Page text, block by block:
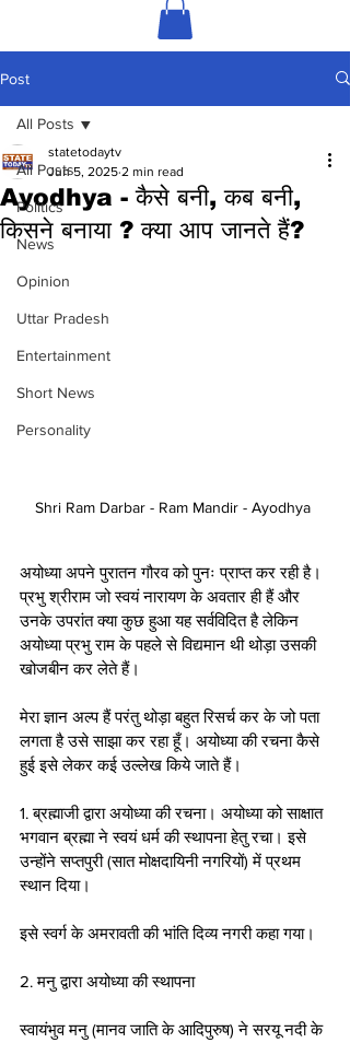
Post
All Posts
Politics
News
Opinion
Uttar Pradesh
Entertainment
Short News
Personality
All Posts
Ayodhya - कैसे बनी, कब बनी,
किसने बनाया ? क्या आप जानते हैं?
statetodaytv
Jun 5, 2025 2 min read
Shri Ram Darbar - Ram Mandir - Ayodhya
अयोध्या अपने पुरातन गौरव को पुनः प्राप्त कर रही है।
प्रभु श्रीराम जो स्वयं नारायण के अवतार ही हैं और
उनके उपरांत क्या कुछ हुआ यह सर्वविदित है लेकिन
अयोध्या प्रभु राम के पहले से विद्यमान थी थोड़ा उसकी
खोजबीन कर लेते हैं।
मेरा ज्ञान अल्प हैं परंतु थोड़ा बहुत रिसर्च कर के जो पता
लगता है उसे साझा कर रहा हूँ। अयोध्या की रचना कैसे
हुई इसे लेकर कई उल्लेख किये जाते हैं।
1. ब्रह्माजी द्वारा अयोध्या की रचना। अयोध्या को साक्षात
भगवान ब्रह्मा ने स्वयं धर्म की स्थापना हेतु रचा। इसे
उन्होंने सप्तपुरी (सात मोक्षदायिनी नगरियों) में प्रथम
स्थान दिया।
इसे स्वर्ग के अमरावती की भांति दिव्य नगरी कहा गया।
2. मनु द्वारा अयोध्या की स्थापना
स्वायंभुव मनु (मानव जाति के आदिपुरुष) ने सरयू नदी के